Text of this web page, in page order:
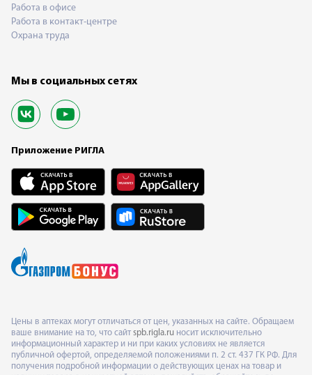
Работа в офисе
Работа в контакт-центре
Охрана труда
Мы в социальных сетях
Приложение РИГЛА
Цены в аптеках могут отличаться от цен, указанных на сайте. Обращаем
ваше внимание на то, что сайт spb.rigla.ru носит исключительно
информационный характер и ни при каких условиях не является
публичной офертой, определяемой положениями п. 2 ст. 437 ГК РФ. Для
получения подробной информации о действующих ценах на товар и